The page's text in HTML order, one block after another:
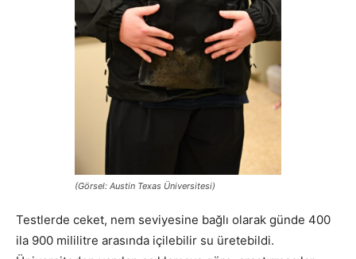
(Görsel: Austin Texas Üniversitesi)
Testlerde ceket, nem seviyesine bağlı olarak günde 400
ila 900 mililitre arasında içilebilir su üretebildi.